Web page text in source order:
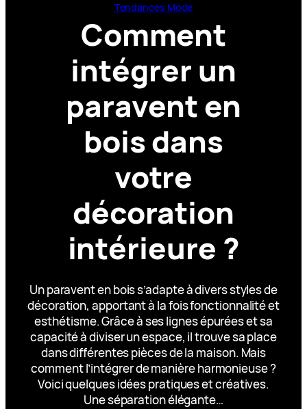
Tendances Mode
Comment
intégrer un
paravent en
bois dans
votre
décoration
intérieure ?
Un paravent en bois s’adapte à divers styles de
décoration, apportant à la fois fonctionnalité et
esthétisme. Grâce à ses lignes épurées et sa
capacité à diviser un espace, il trouve sa place
dans différentes pièces de la maison. Mais
comment l’intégrer de manière harmonieuse ?
Voici quelques idées pratiques et créatives.
Une séparation élégante…